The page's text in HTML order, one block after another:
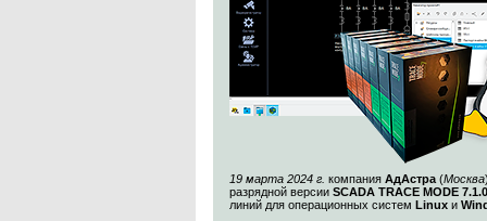
19 марта 2024 г. компания АдАстра (Москва
разрядной версии SCADA TRACE MODE
линий для операционных систем Linux и